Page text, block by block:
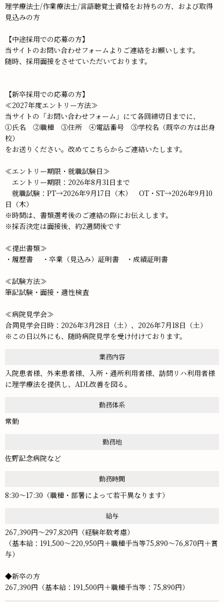
理学療法士/作業療法士/言語聴覚士資格をお持ちの方、および取得
見込みの方
【中途採用での応募の方】
当サイトのお問い合わせフォームよりご連絡をお願いします。
随時、採用面接をさせていただいております。
【新卒採用での応募の方】
≪2027年度エントリー方法≫
当サイトの「お問い合わせフォーム」にて各回締切日までに、
①氏名 ②職種 ③住所 ④電話番号 ⑤学校名（既卒の方は出身
校）
をお送りください。改めてこちらからご連絡いたします。
≪エントリー期限・就職試験日≫
エントリー期限：2026年8月31日まで
就職試験：PT→2026年9月17日（木） OT・ST→2026年9月10
日（木）
※時間は、書類選考後のご連絡の際にお伝えします。
※採否決定は面接後、約2週間後です
≪提出書類≫
・履歴書 ・卒業（見込み）証明書 ・成績証明書
≪試験方法≫
筆記試験・面接・適性検査
≪病院見学会≫
合同見学会日時：2026年3月28日（土）、2026年7月18日（土）
※この日以外にも、随時病院見学を受け付けております。
業務内容
入院患者様、外来患者様、入所・通所利用者様、訪問リハ利用者様
に理学療法を提供し、ADL改善を図る。
勤務体系
常勤
勤務地
佐野記念病院など
勤務時間
8:30～17:30（職種・部署によって若干異なります）
給与
267,390円～297,820円（経験年数考慮）
（基本給：191,500～220,950円＋職種手当等75,890～76,870円＋賞
与）
◆新卒の方
267,390円（基本給：191,500円＋職種手当等：75,890円）